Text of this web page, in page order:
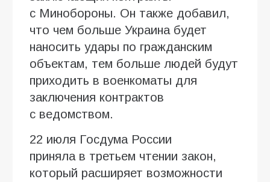
с Минобороны. Он также добавил,
что чем больше Украина будет
наносить удары по гражданским
объектам, тем больше людей будут
приходить в военкоматы для
заключения контрактов
с ведомством.
22 июля Госдума России
приняла в третьем чтении закон,
который расширяет возможности